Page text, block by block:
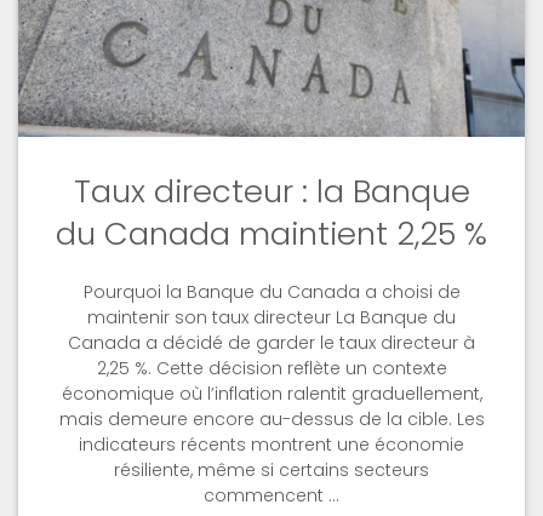
Taux directeur : la Banque
du Canada maintient 2,25 %
Pourquoi la Banque du Canada a choisi de
maintenir son taux directeur La Banque du
Canada a décidé de garder le taux directeur à
2,25 %. Cette décision reflète un contexte
économique où l’inflation ralentit graduellement,
mais demeure encore au-dessus de la cible. Les
indicateurs récents montrent une économie
résiliente, même si certains secteurs
commencent …